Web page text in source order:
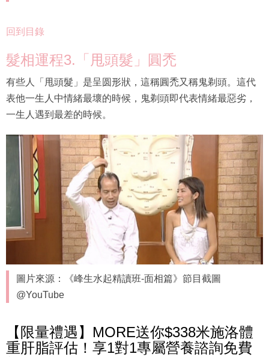
回到目錄
髮相運程3.「甩頭髮」圓禿
有些人「甩頭髮」是呈圆形狀，這稱圓禿又稱鬼剃頭。這代
表他一生人中情緒最壞的時候，鬼剃頭即代表情緒最惡劣，
一生人遇到最差的時候。
圖片來源：《峰生水起精讀班-面相篇》節目截圖
@YouTube
【限量禮遇】MORE送你$338米施洛體
重肝脂評估！享1對1專屬營養諮詢免費